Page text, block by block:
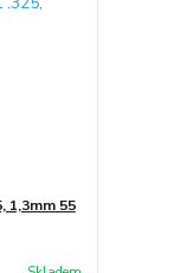
1,3mm 55